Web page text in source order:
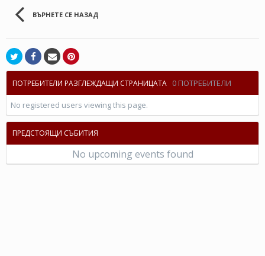
ВЪРНЕТЕ СЕ НАЗАД
ПОТРЕБИТЕЛИ РАЗГЛЕЖДАЩИ СТРАНИЦАТА 0 ПОТРЕБИТЕЛИ
No registered users viewing this page.
ПРЕДСТОЯЩИ СЪБИТИЯ
No upcoming events found